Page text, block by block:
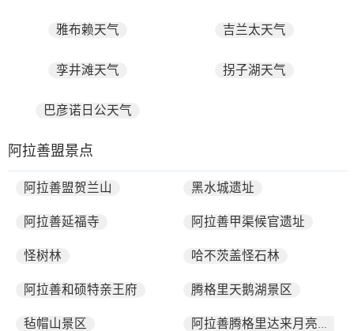
雅布赖天气 吉兰太天气
孪井滩天气 拐子湖天气
巴彦诺日公天气
阿拉善盟景点
阿拉善盟贺兰山 黑水城遗址
阿拉善延福寺 阿拉善甲渠候官遗址
怪树林 哈不茨盖怪石林
阿拉善和硕特亲王府 腾格里天鹅湖景区
毡帽山景区 阿拉善腾格里达来月亮湖